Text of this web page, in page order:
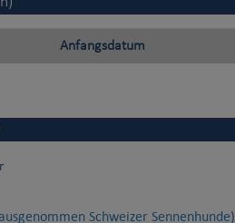
Anfangsdatum
Schweizer Sennenhunde)